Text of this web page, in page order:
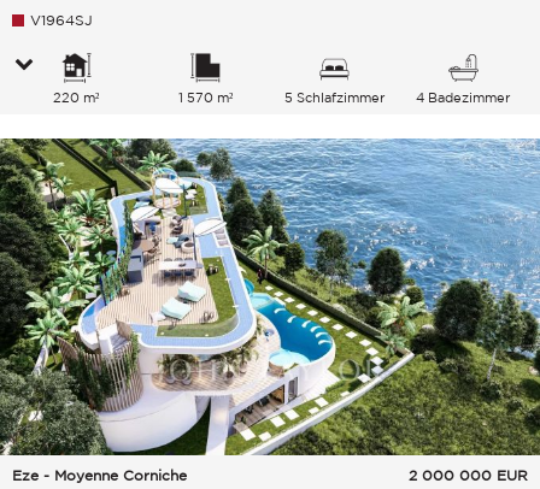
V1964SJ
220 m² 1 570 m² 5 Schlafzimmer 4 Badezimmer
Eze - Moyenne Corniche 2 000 000 EUR